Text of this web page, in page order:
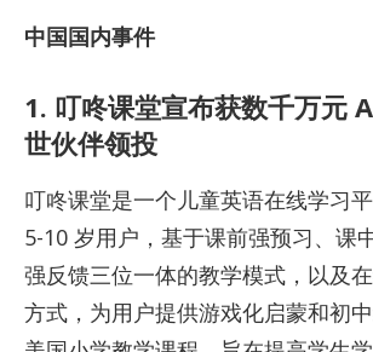
中国国内事件
1. 叮咚课堂宣布获数千万元
世伙伴领投
叮咚课堂是一个儿童英语在线学习
5-10 岁用户，基于课前强预习、课
强反馈三位一体的教学模式，以及
方式，为用户提供游戏化启蒙和初